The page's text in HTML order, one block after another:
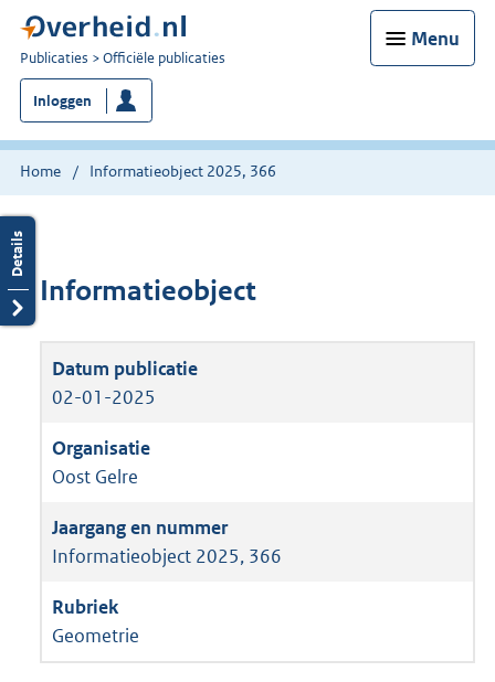
Menu
U
bent
nu
hier:
Publicaties Officiële publicaties
Inloggen
Home Informatieobject 2025, 366
Informatieobject
02-01-2025
Oost Gelre
Informatieobject 2025, 366
Geometrie